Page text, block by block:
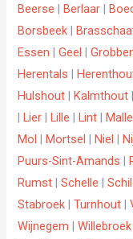
Beerse |Berlaar |
Borsbeek |
Essen |Geel |
Herentals |
Hulshout |Kalmthout
|Lier |Lille |Lint |Malle
Mol |Mortsel |Niel |
Puurs-Sint-Amands |
Rumst |Schelle |
Stabroek |Turnhout |
Wijnegem |Willebroek